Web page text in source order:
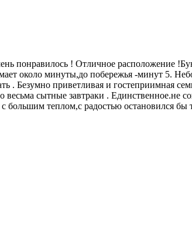
понравилось ! Отличное расположение
около минуты,до побережья -минут 5.
Безумно приветливая и гостеприимная
сытные завтраки . Единственное.не
большим теплом,с радостью остановился бы